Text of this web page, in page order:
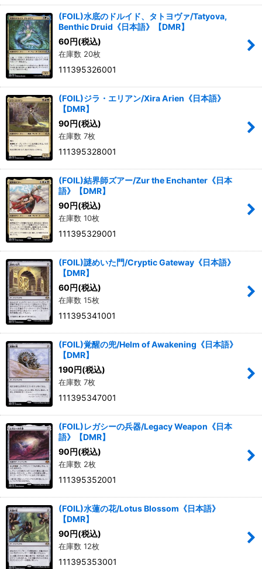
(FOIL)水底のドルイド、タトヨヴァ/Tatyova,
Benthic Druid《日本語》【DMR】
60円(税込)
在庫数 20枚
111395326001
(FOIL)ジラ・エリアン/Xira Arien《日本語》
【DMR】
90円(税込)
在庫数 7枚
111395328001
(FOIL)結界師ズアー/Zur the Enchanter《日本
語》【DMR】
90円(税込)
在庫数 10枚
111395329001
(FOIL)謎めいた門/Cryptic Gateway《日本語》
【DMR】
60円(税込)
在庫数 15枚
111395341001
(FOIL)覚醒の兜/Helm of Awakening《日本語》
【DMR】
190円(税込)
在庫数 7枚
111395347001
(FOIL)レガシーの兵器/Legacy Weapon《日本
語》【DMR】
90円(税込)
在庫数 2枚
111395352001
(FOIL)水蓮の花/Lotus Blossom《日本語》
【DMR】
90円(税込)
在庫数 12枚
111395353001